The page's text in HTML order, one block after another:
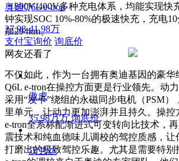
（800V/400V多种充电体系，均能实现快
钟实现SOC 10%-80%的极速快充，充电
加294km。
不仅如此，作为一台拥有奥迪基因的豪华
Q6L e-tron在操控方面更是行业领先。动
采用“发卡”绕组的永磁同步电机（PSM
里单元，让动力更加澎湃并且持久。操控
e-tron全系标配渐进式可变转向比技术，
震技术和纯血德味儿调校的驾控质感，让
打磨出的极致驾控乐趣。尤其是需要特别
奥迪Q6L e-tron
27.98-41.98万
支付宝询价 询底价
网友还看了
傲虎
35.98万万 询底价
汉兰达